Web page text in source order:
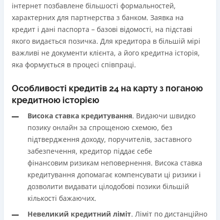
інтернет позбавлене більшості формальностей,
характерних для партнерства з банком. Заявка на
кредит і дані паспорта – базові відомості, на підставі
якого видається позичка. Для кредитора в більшій мірі
важливі не документи клієнта, а його кредитна історія,
яка формується в процесі співпраці.
Особливості кредитів 24 на карту з поганою
кредитною історією
Висока ставка кредитування. Видаючи швидко
позику онлайн за спрощеною схемою, без
підтвердження доходу, поручителів, заставного
забезпечення, кредитор піддає себе
фінансовим ризикам неповернення. Висока ставка
кредитування допомагає компенсувати ці ризики і
дозволити видавати цілодобові позики більшій
кількості бажаючих.
Невеликий кредитний ліміт. Ліміт по дистанційно